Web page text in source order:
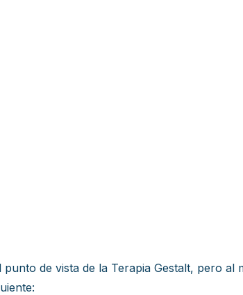
de vista de la Terapia Gestalt, pero